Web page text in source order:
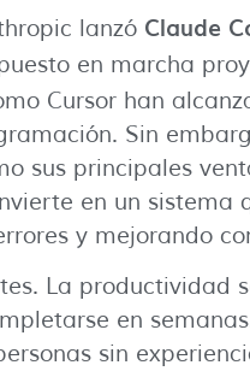
lanzó Claude
en marcha
Cursor han
Sin
sus principales
en un sistema
y mejorando
La productividad
en
sin